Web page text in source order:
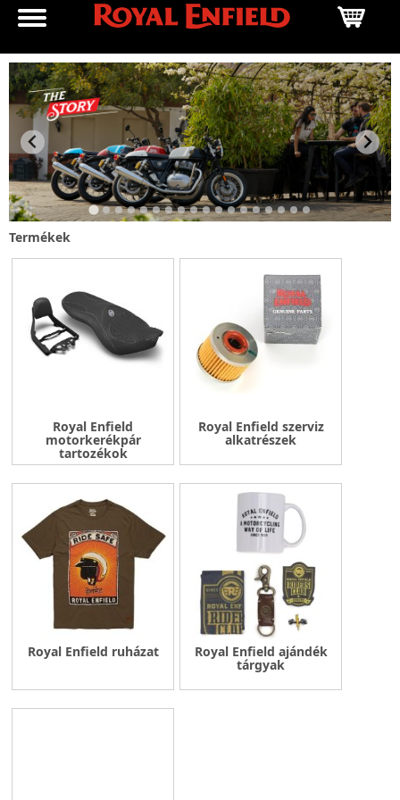
Termékek
Royal Enfield
motorkerékpár
tartozékok
Royal Enfield szerviz
alkatrészek
Royal Enfield ruházat Royal Enfield ajándék
tárgyak